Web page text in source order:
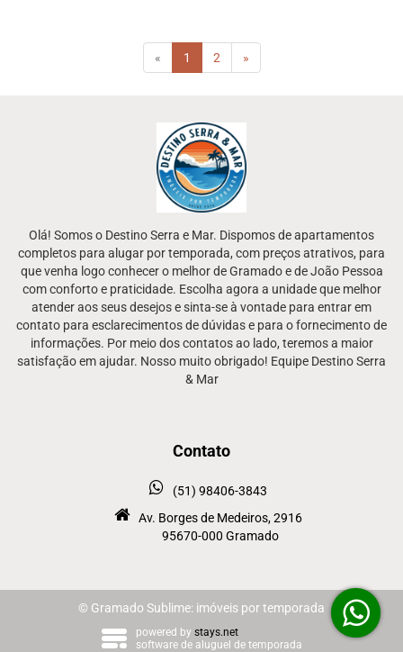
« 1 (current)
2 »
Olá! Somos o Destino Serra e Mar. Dispomos de apartamentos
completos para alugar por temporada, com preços atrativos, para
que venha logo conhecer o melhor de Gramado e de João Pessoa
com conforto e praticidade. Escolha agora a unidade que melhor
atender aos seus desejos e sinta-se à vontade para entrar em
contato para esclarecimentos de dúvidas e para o fornecimento de
informações. Por meio dos contatos ao lado, teremos a maior
satisfação em ajudar. Nosso muito obrigado! Equipe Destino Serra
& Mar
Contato
(51) 98406-3843
Av. Borges de Medeiros, 2916
95670-000 Gramado
© Gramado Sublime: imóveis por temporada
powered by stays.net
software de aluguel de temporada